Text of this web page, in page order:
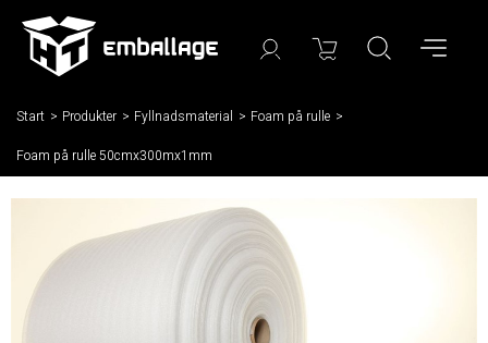
Start / Produkter / Fyllnadsmaterial / Foam på rulle /
Foam på rulle 50cmx300mx1mm